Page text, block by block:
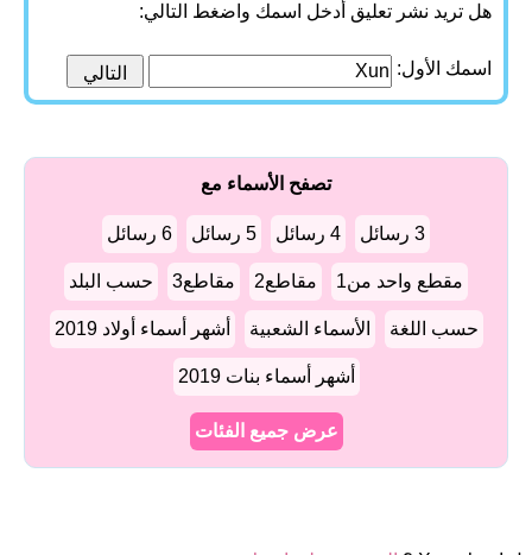
هل تريد نشر تعليق أدخل اسمك واضغط التالي:
اسمك الأول:
تصفح الأسماء مع
3 رسائل 4 رسائل 5 رسائل 6 رسائل
مقطع واحد من1 مقاطع2 مقاطع3 حسب البلد
حسب اللغة الأسماء الشعبية أشهر أسماء أولاد 2019
أشهر أسماء بنات 2019
عرض جميع الفئات